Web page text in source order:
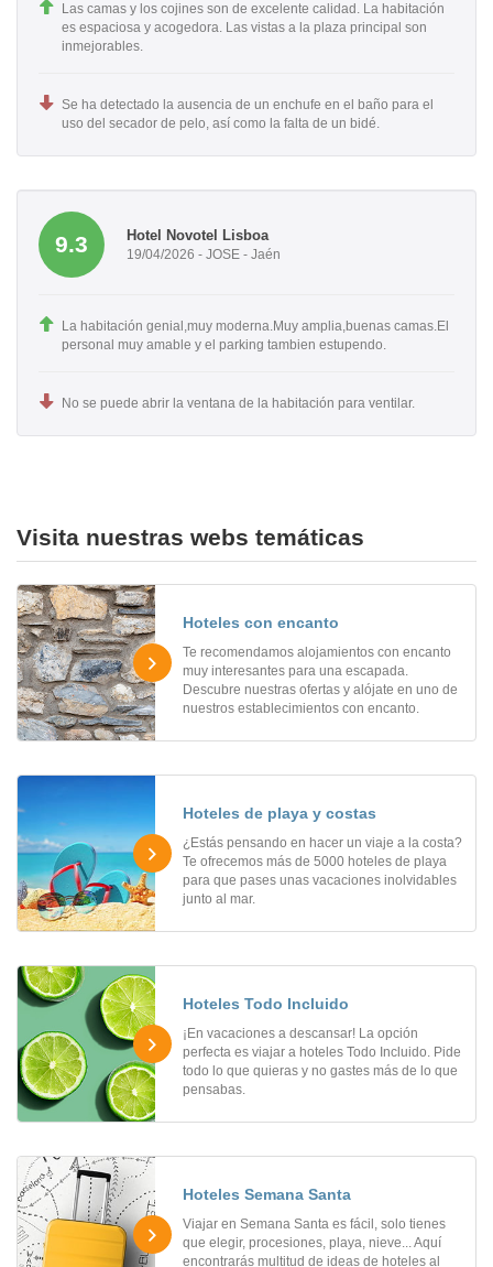
Las camas y los cojines son de excelente calidad. La habitación
es espaciosa y acogedora. Las vistas a la plaza principal son
inmejorables.
Se ha detectado la ausencia de un enchufe en el baño para el
uso del secador de pelo, así como la falta de un bidé.
9.3 Hotel Novotel Lisboa
19/04/2026 - JOSE - Jaén
La habitación genial,muy moderna.Muy amplia,buenas camas.El
personal muy amable y el parking tambien estupendo.
No se puede abrir la ventana de la habitación para ventilar.
Visita nuestras webs temáticas
Hoteles con encanto
Te recomendamos alojamientos con encanto
muy interesantes para una escapada.
Descubre nuestras ofertas y alójate en uno de
nuestros establecimientos con encanto.
Hoteles de playa y costas
¿Estás pensando en hacer un viaje a la costa?
Te ofrecemos más de 5000 hoteles de playa
para que pases unas vacaciones inolvidables
junto al mar.
Hoteles Todo Incluido
¡En vacaciones a descansar! La opción
perfecta es viajar a hoteles Todo Incluido. Pide
todo lo que quieras y no gastes más de lo que
pensabas.
Hoteles Semana Santa
Viajar en Semana Santa es fácil, solo tienes
que elegir, procesiones, playa, nieve... Aquí
encontrarás multitud de ideas de hoteles al